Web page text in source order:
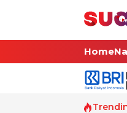
Home